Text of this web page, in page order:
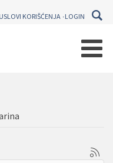
USLOVI KORIŠĆENJA LOGIN